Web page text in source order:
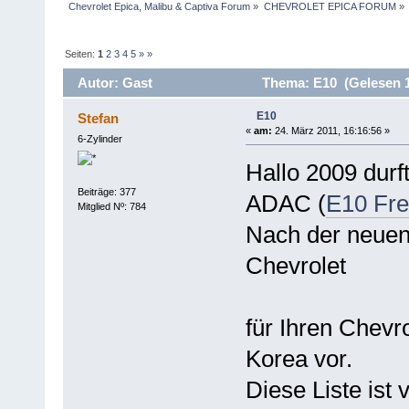
Chevrolet Epica, Malibu & Captiva Forum » CHEVROLET EPICA FORUM»
Seiten:1 2 3 4 5 » »
Autor: Gast Thema: E10 (Gelesen
Stefan
6-Zylinder
Beiträge: 377
Mitglied Nº: 784
E10
« am: 24. März 2011, 16:16:56 »
Hallo 2009
ADAC (E10
Nach der
Chevrolet
für Ihren
Korea vor.
Diese Liste ist